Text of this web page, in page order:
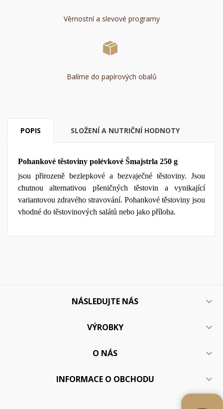
Věrnostní a slevové programy
Balíme do papírových obalů
POPIS SLOŽENÍ A NUTRIČNÍ HODNOTY
Pohankové těstoviny polévkové Šmajstrla 250 g
jsou přirozeně bezlepkové a bezvaječné těstoviny. Jsou
chutnou alternativou pšeničných těstovin a vynikající
variantovou zdravého stravování. Pohankové těstoviny jsou
vhodné do těstovinových salátů nebo jako příloha.
NÁSLEDUJTE NÁS 
VÝROBKY 
O NÁS 
INFORMACE O OBCHODU 